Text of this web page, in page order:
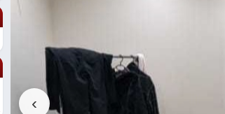
‹